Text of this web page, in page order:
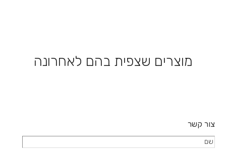
האפשרויות
מוצרים שצפית בהם לאחרונה
צור קשר